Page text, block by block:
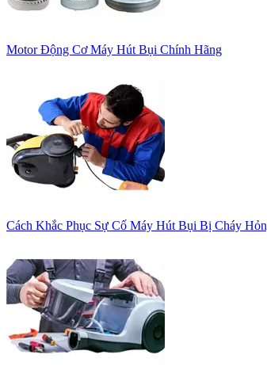
Motor Động Cơ Máy Hút Bụi Chính Hãng
Cách Khắc Phục Sự Cố Máy Hút Bụi Bị Cháy